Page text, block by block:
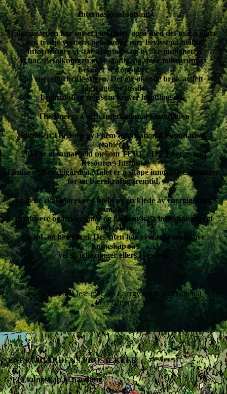
Internasjonal satsing
Energigården har satset i utlandet, også med det mål å gjøre
den tredje verdens befolkning mer bevisst på hvilke
utfordringer vi står ovenfor – og hvilke muligheter
vi har. Befolkningen øker stadig, og store folkegrupper
beveger seg oppover
på energiforbruksstigen. Det gir økende bruk av lett
tilgjengelige fossile
brennstoffer, noe som krever handling nå.
The Energy Farm International Foundation
Stiftelsen The Energy Farm International Foundation,
etablert i
2014 er et samarbeid mellom TERI – The Energy and
Resources Institute
i India og Energigården.Målet er å skape innovative løsninger
for en bærekraftig fremtid,
og dette skal gjøres ved hjelp av en kjede av energigårder
som skal
produsere og bruke små- og mellomskala fornybar energi
med fokus
på sol- og bioenergi. Dessuten har vi et mål om å spre
kunnskap så
vel som løsninger ellers i verden.
Trykk her for å lese mer om Energy Farm International
Foundation
ENERGIGÅRDENS PROSJEKTER
- Fra kunnskap til handling